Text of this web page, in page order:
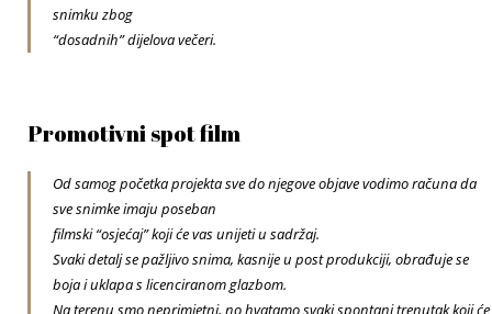
snimku zbog
“dosadnih” dijelova večeri.
Promotivni spot film
Od samog početka projekta sve do njegove objave vodimo računa da
sve snimke imaju poseban
filmski “osjećaj” koji će vas unijeti u sadržaj.
Svaki detalj se pažljivo snima, kasnije u post produkciji, obrađuje se
boja i uklapa s licenciranom glazbom.
Na terenu smo neprimjetni, no hvatamo svaki spontani trenutak koji će